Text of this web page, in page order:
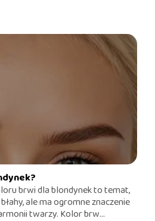
brwi dla blondynek to temat,
ale ma ogromne znaczenie
twarzy. Kolor brw...